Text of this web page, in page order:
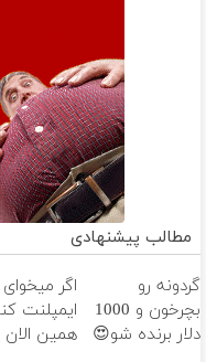
مطالب پیشنهادی
گردونه رو
بچرخون و 1000
دلار برنده شو😍
اگر میخوای
ایمپلنت
همین الان